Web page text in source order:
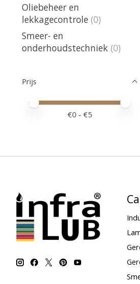
Oliebeheer en
lekkagecontrole (0)
Smeer- en
onderhoudstechniek (0)
Prijs
Minimale prijswaarde
Price maximum value
€0 - €5